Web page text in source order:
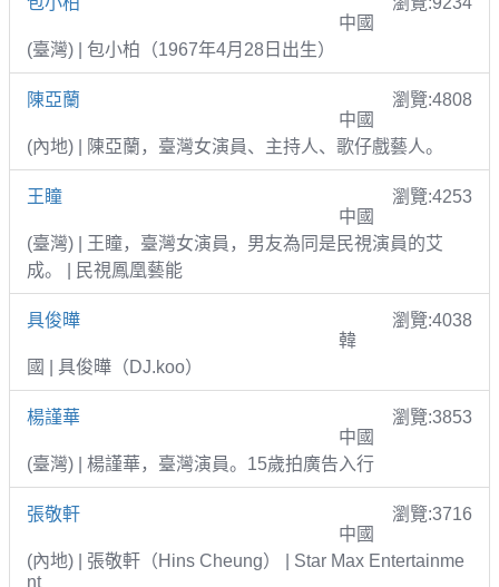
中國
(臺灣) | 包小柏（1967年4月28日出生）
陳亞蘭
瀏覽:4808
中國
(內地) | 陳亞蘭，臺灣女演員、主持人、歌仔戲藝人。
王瞳
瀏覽:4253
中國
(臺灣) | 王瞳，臺灣女演員，男友為同是民視演員的艾
成。 | 民視鳳凰藝能
具俊曄
瀏覽:4038
韓
國 | 具俊曄（DJ.koo）
楊謹華
瀏覽:3853
中國
(臺灣) | 楊謹華，臺灣演員。15歲拍廣告入行
張敬軒
瀏覽:3716
中國
(內地) | 張敬軒（Hins Cheung） | Star Max Entertainme
nt